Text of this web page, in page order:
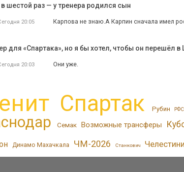
шестой раз — у тренера родился сын
20:05 Карпова не знаю.А Карпин сначала имел
для «Спартака», но я бы хотел, чтобы он перешёл
20:03 Они уже.
Спартак Рубин РФС
Семак Возможные трансферы
Динамо Махачкала ЧМ-2026 Станкович Челестини